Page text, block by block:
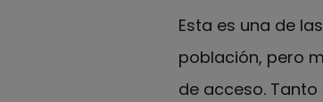
Esta es una de
población, pero
de acceso.